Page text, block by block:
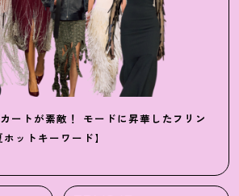
ートが素敵 ！
モードに昇華したフリン
ットキーワード】